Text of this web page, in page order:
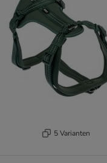
5 Varianten